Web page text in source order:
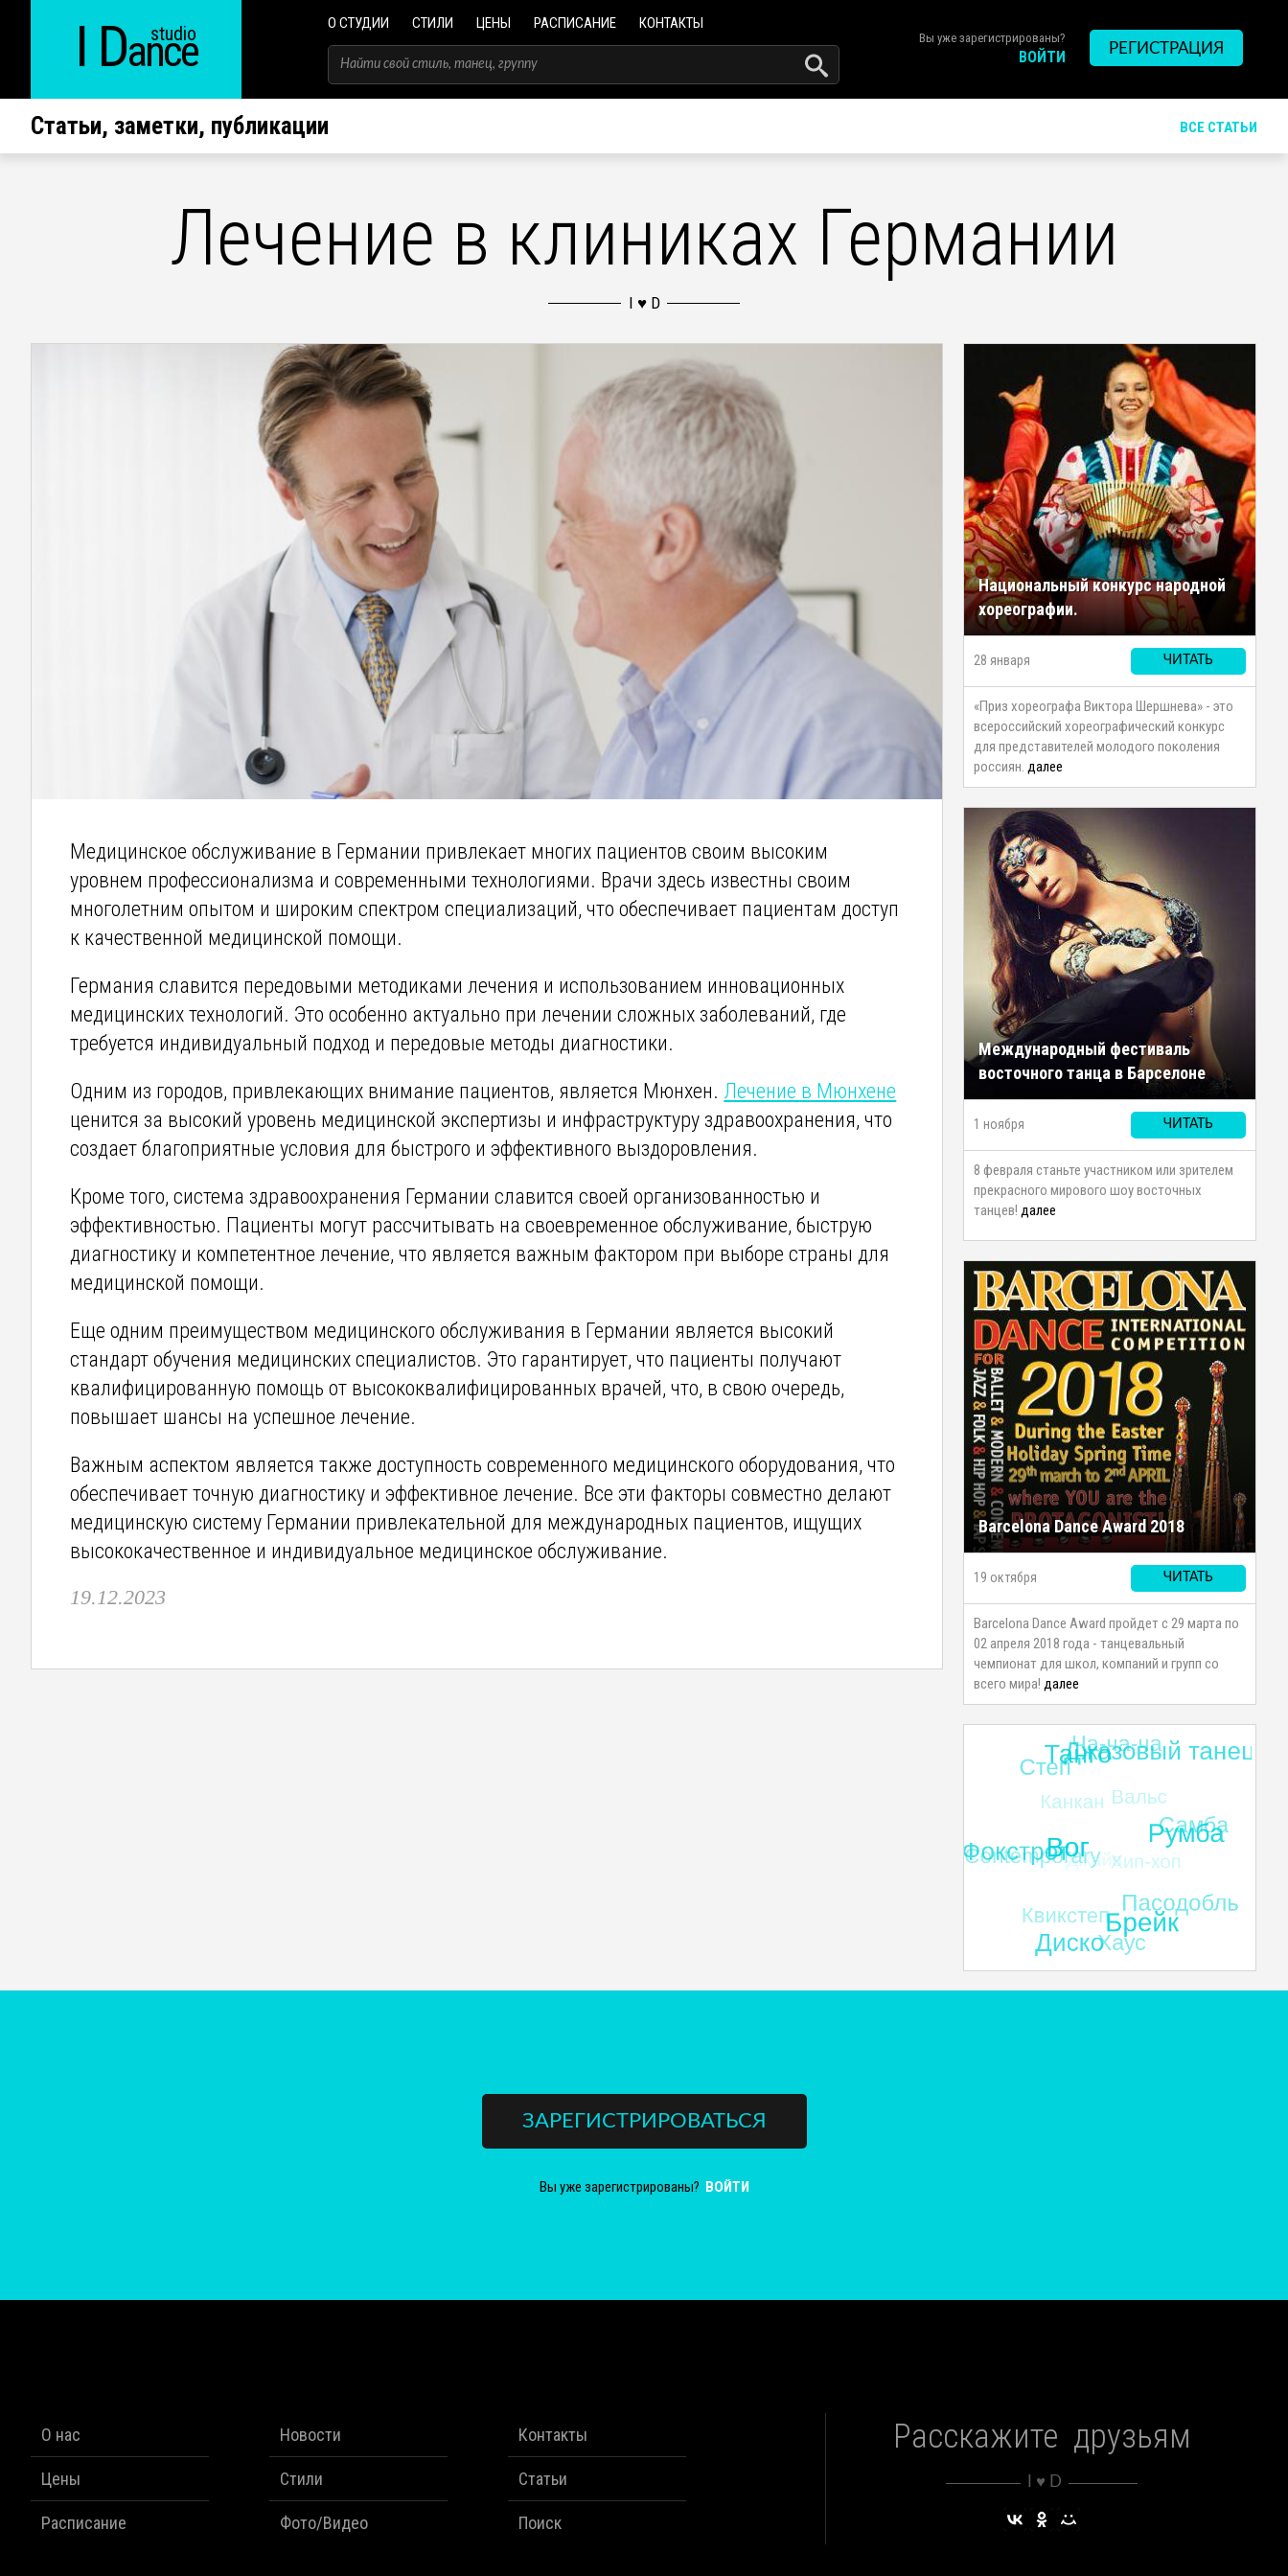
I Dance
studio О СТУДИИ СТИЛИ ЦЕНЫ РАСПИСАНИЕ КОНТАКТЫ
Вы уже зарегистрированы?
ВОЙТИ РЕГИСТРАЦИЯ
Статьи, заметки, публикации ВСЕ СТАТЬИ
Лечение в клиниках Германии
Медицинское обслуживание в Германии привлекает многих пациентов своим высоким
уровнем профессионализма и современными технологиями. Врачи здесь известны своим
многолетним опытом и широким спектром специализаций, что обеспечивает пациентам доступ
к качественной медицинской помощи.
Германия славится передовыми методиками лечения и использованием инновационных
медицинских технологий. Это особенно актуально при лечении сложных заболеваний, где
требуется индивидуальный подход и передовые методы диагностики.
Одним из городов, привлекающих внимание пациентов, является Мюнхен.Лечение в Мюнхене
ценится за высокий уровень медицинской экспертизы и инфраструктуру здравоохранения, что
создает благоприятные условия для быстрого и эффективного выздоровления.
Кроме того, система здравоохранения Германии славится своей организованностью и
эффективностью. Пациенты могут рассчитывать на своевременное обслуживание, быструю
диагностику и компетентное лечение, что является важным фактором при выборе страны для
медицинской помощи.
Еще одним преимуществом медицинского обслуживания в Германии является высокий
стандарт обучения медицинских специалистов. Это гарантирует, что пациенты получают
квалифицированную помощь от высококвалифицированных врачей, что, в свою очередь,
повышает шансы на успешное лечение.
Важным аспектом является также доступность современного медицинского оборудования, что
обеспечивает точную диагностику и эффективное лечение. Все эти факторы совместно делают
медицинскую систему Германии привлекательной для международных пациентов, ищущих
высококачественное и индивидуальное медицинское обслуживание.
19.12.2023
Национальный конкурс народной
хореографии.
ЧИТАТЬ
28 января
«Приз хореографа Виктора Шершнева» - это
всероссийский хореографический конкурс
для представителей молодого поколения
россиян. далее
Международный фестиваль
восточного танца в Барселоне
ЧИТАТЬ
1 ноября
8 февраля станьте участником или зрителем
прекрасного мирового шоу восточных
танцев! далее
Barcelona Dance Award 2018
ЧИТАТЬ
19 октября
Barcelona Dance Award пройдет с 29 марта по
02 апреля 2018 года - танцевальный
чемпионат для школ, компаний и групп со
всего мира! далее
ЗАРЕГИСТРИРОВАТЬСЯ
Вы уже зарегистрированы? ВОЙТИ
О нас
Цены
Расписание
Новости
Стили
Фото/Видео
Контакты
Статьи
Поиск
Расскажите друзьям